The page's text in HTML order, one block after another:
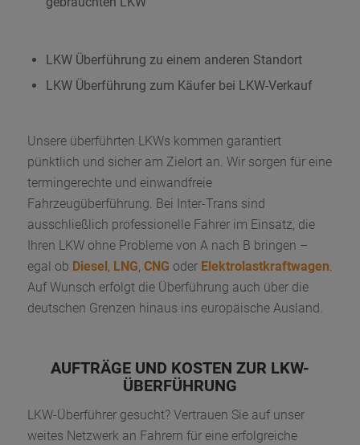
LKW Überführung zu einem anderen Standort
LKW Überführung zum Käufer bei LKW-Verkauf
Unsere überführten LKWs kommen garantiert
pünktlich und sicher am Zielort an. Wir sorgen für eine
termingerechte und einwandfreie
Fahrzeugüberführung. Bei Inter-Trans sind
ausschließlich professionelle Fahrer im Einsatz, die
Ihren LKW ohne Probleme von A nach B bringen –
egal ob Diesel, LNG, CNG oder Elektrolastkraftwagen
Auf Wunsch erfolgt die Überführung auch über die
deutschen Grenzen hinaus ins europäische Ausland.
AUFTRÄGE UND KOSTEN ZUR LKW-
ÜBERFÜHRUNG
LKW-Überführer gesucht? Vertrauen Sie auf unser
weites Netzwerk an Fahrern für eine erfolgreiche